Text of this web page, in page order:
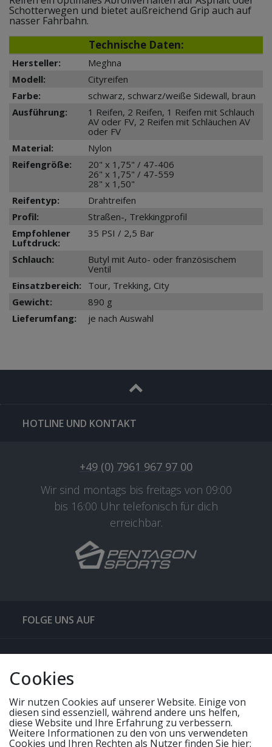
Schotterwegen und bietet außreichend Grip auch auf
nasser Fahrbahn.
Technische Daten:
Hersteller:
Meghna
Modell:
Cityreifen
Farbe:
schwarz, schwarz/weiße Sidewall, braun
Ausführung:
1 Reifen, 2 Reifen, 1 Reifen mit Schlauch
AV oder FV, 2 Reifen mit Schläuchen AV
oder FV
Material:
Nylon
Reifengröße:
20" x 1,75" / 47-406
26" x 1,75" / 47-559
28" x 1,50"
Reifentyp:
Drahtreifen
Profil:
Straßen-, Trekkingprofil
Empfohlener
Luftdruck:
35 PSI / 2,5 Bar
Schlauch:
Butyl mit Auto- oder französischem
Ventil
Einsatzbereich:
Tour, Trekking, City
Gewicht:
890 g
Lieferumfang:
je nach Auswahl
HOTLINE UND KONTAKT
+49 (0) 7961 967 97 00
Wir sind montags bis freitags von 09:00
bis 16:00 Uhr telefonisch für dich
erreichbar.
FOLGE UNS AUF
QUICKLINKS & TIPPS
UNSERE ANGEBOTE
Cookies
Wir nutzen Cookies auf unserer Website. Einige von
diesen sind essenziell, während andere uns helfen,
diese Website und Ihre Erfahrung zu verbessern.
Weitere Informationen zu den von uns verwendeten
Cookies und Ihren Rechten als Nutzer finden Sie hier: